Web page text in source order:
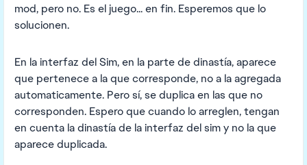
mod, pero no. Es el juego... en fin. Esperemos que lo
solucionen.
En la interfaz del Sim, en la parte de dinastía, aparece
que pertenece a la que corresponde, no a la agregada
automaticamente. Pero sí, se duplica en las que no
corresponden. Espero que cuando lo arreglen, tengan
en cuenta la dinastía de la interfaz del sim y no la que
aparece duplicada.